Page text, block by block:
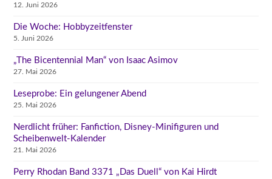
12. Juni 2026
Die Woche: Hobbyzeitfenster
5. Juni 2026
„The Bicentennial Man“ von Isaac Asimov
27. Mai 2026
Leseprobe: Ein gelungener Abend
25. Mai 2026
Nerdlicht früher: Fanfiction, Disney-Minifiguren und
Scheibenwelt-Kalender
21. Mai 2026
Perry Rhodan Band 3371 „Das Duell“ von Kai Hirdt